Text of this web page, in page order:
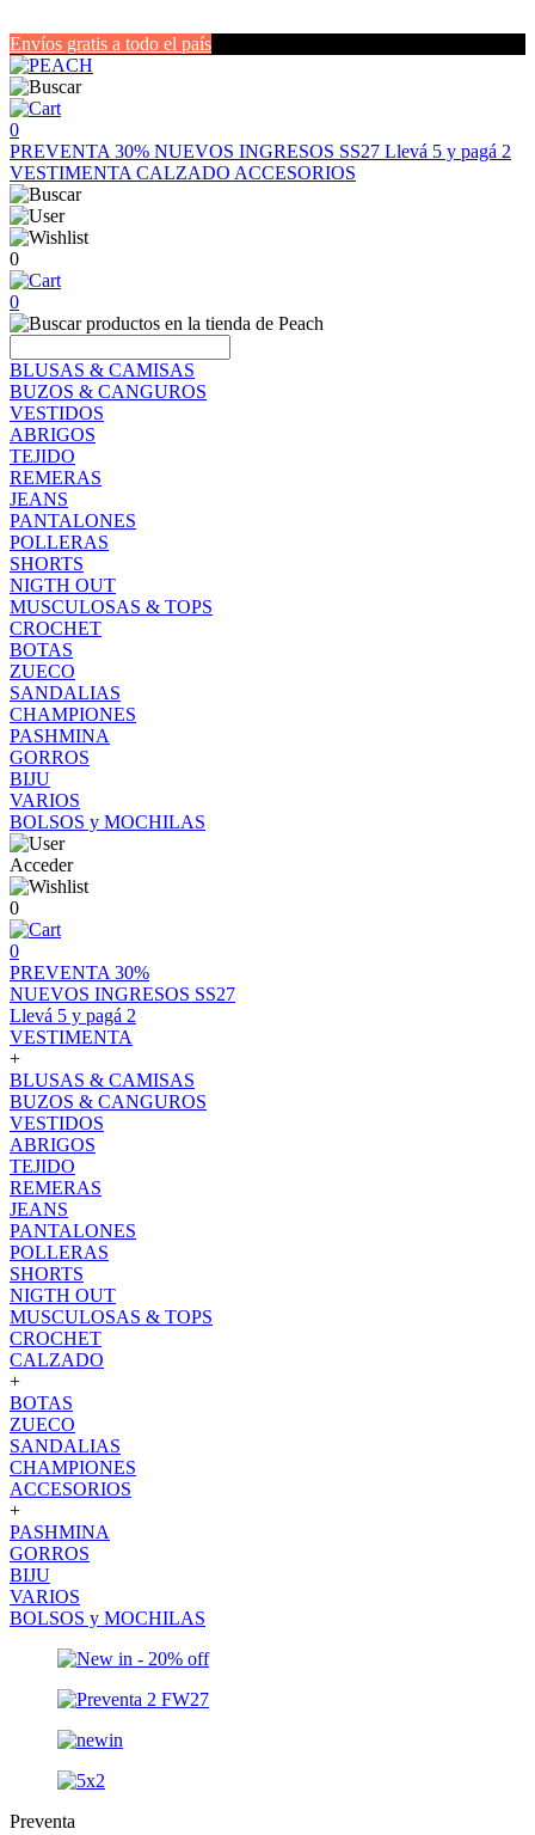
Envíos gratis a todo el país
0
PREVENTA 30% NUEVOS INGRESOS SS27 Llevá 5 y pagá 2
VESTIMENTA CALZADO ACCESORIOS
0
0
BLUSAS & CAMISAS
BUZOS & CANGUROS
VESTIDOS
ABRIGOS
TEJIDO
REMERAS
JEANS
PANTALONES
POLLERAS
SHORTS
NIGTH OUT
MUSCULOSAS & TOPS
CROCHET
BOTAS
ZUECO
SANDALIAS
CHAMPIONES
PASHMINA
GORROS
BIJU
VARIOS
BOLSOS y MOCHILAS
Acceder
0
0
PREVENTA 30%
NUEVOS INGRESOS SS27
Llevá 5 y pagá 2
VESTIMENTA
+
BLUSAS & CAMISAS
BUZOS & CANGUROS
VESTIDOS
ABRIGOS
TEJIDO
REMERAS
JEANS
PANTALONES
POLLERAS
SHORTS
NIGTH OUT
MUSCULOSAS & TOPS
CROCHET
CALZADO
+
BOTAS
ZUECO
SANDALIAS
CHAMPIONES
ACCESORIOS
+
PASHMINA
GORROS
BIJU
VARIOS
BOLSOS y MOCHILAS
Preventa